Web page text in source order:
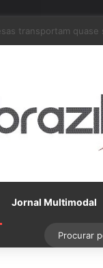
com a VLI,
Jornal Multimodal